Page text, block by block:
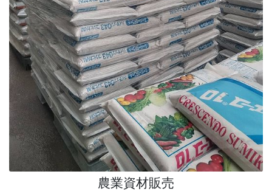
農業資材販売